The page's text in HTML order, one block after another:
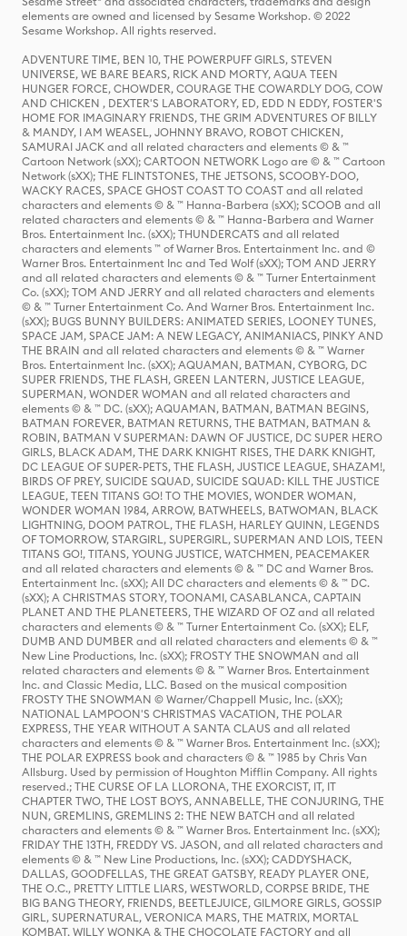
elements are owned and licensed by Sesame Workshop. © 2022
Sesame Workshop. All rights reserved.
ADVENTURE TIME, BEN 10, THE POWERPUFF GIRLS, STEVEN
UNIVERSE, WE BARE BEARS, RICK AND MORTY, AQUA TEEN
HUNGER FORCE, CHOWDER, COURAGE THE COWARDLY DOG, COW
AND CHICKEN , DEXTER'S LABORATORY, ED, EDD N EDDY, FOSTER'S
HOME FOR IMAGINARY FRIENDS, THE GRIM ADVENTURES OF BILLY
& MANDY, I AM WEASEL, JOHNNY BRAVO, ROBOT CHICKEN,
SAMURAI JACK and all related characters and elements © & ™
Cartoon Network (sXX); CARTOON NETWORK Logo are © & ™ Cartoon
Network (sXX); THE FLINTSTONES, THE JETSONS, SCOOBY-DOO,
WACKY RACES, SPACE GHOST COAST TO COAST and all related
characters and elements © & ™ Hanna-Barbera (sXX); SCOOB and all
related characters and elements © & ™ Hanna-Barbera and Warner
Bros. Entertainment Inc. (sXX); THUNDERCATS and all related
characters and elements ™ of Warner Bros. Entertainment Inc. and ©
Warner Bros. Entertainment Inc and Ted Wolf (sXX); TOM AND JERRY
and all related characters and elements © & ™ Turner Entertainment
Co. (sXX); TOM AND JERRY and all related characters and elements
© & ™ Turner Entertainment Co. And Warner Bros. Entertainment Inc.
(sXX); BUGS BUNNY BUILDERS: ANIMATED SERIES, LOONEY TUNES,
SPACE JAM, SPACE JAM: A NEW LEGACY, ANIMANIACS, PINKY AND
THE BRAIN and all related characters and elements © & ™ Warner
Bros. Entertainment Inc. (sXX); AQUAMAN, BATMAN, CYBORG, DC
SUPER FRIENDS, THE FLASH, GREEN LANTERN, JUSTICE LEAGUE,
SUPERMAN, WONDER WOMAN and all related characters and
elements © & ™ DC. (sXX); AQUAMAN, BATMAN, BATMAN BEGINS,
BATMAN FOREVER, BATMAN RETURNS, THE BATMAN, BATMAN &
ROBIN, BATMAN V SUPERMAN: DAWN OF JUSTICE, DC SUPER HERO
GIRLS, BLACK ADAM, THE DARK KNIGHT RISES, THE DARK KNIGHT,
DC LEAGUE OF SUPER-PETS, THE FLASH, JUSTICE LEAGUE, SHAZAM!,
BIRDS OF PREY, SUICIDE SQUAD, SUICIDE SQUAD: KILL THE JUSTICE
LEAGUE, TEEN TITANS GO! TO THE MOVIES, WONDER WOMAN,
WONDER WOMAN 1984, ARROW, BATWHEELS, BATWOMAN, BLACK
LIGHTNING, DOOM PATROL, THE FLASH, HARLEY QUINN, LEGENDS
OF TOMORROW, STARGIRL, SUPERGIRL, SUPERMAN AND LOIS, TEEN
TITANS GO!, TITANS, YOUNG JUSTICE, WATCHMEN, PEACEMAKER
and all related characters and elements © & ™ DC and Warner Bros.
Entertainment Inc. (sXX); All DC characters and elements © & ™ DC.
(sXX); A CHRISTMAS STORY, TOONAMI, CASABLANCA, CAPTAIN
PLANET AND THE PLANETEERS, THE WIZARD OF OZ and all related
characters and elements © & ™ Turner Entertainment Co. (sXX); ELF,
DUMB AND DUMBER and all related characters and elements © & ™
New Line Productions, Inc. (sXX); FROSTY THE SNOWMAN and all
related characters and elements © & ™ Warner Bros. Entertainment
Inc. and Classic Media, LLC. Based on the musical composition
FROSTY THE SNOWMAN © Warner/Chappell Music, Inc. (sXX);
NATIONAL LAMPOON'S CHRISTMAS VACATION, THE POLAR
EXPRESS, THE YEAR WITHOUT A SANTA CLAUS and all related
characters and elements © & ™ Warner Bros. Entertainment Inc. (sXX);
THE POLAR EXPRESS book and characters © & ™ 1985 by Chris Van
Allsburg. Used by permission of Houghton Mifflin Company. All rights
reserved.; THE CURSE OF LA LLORONA, THE EXORCIST, IT, IT
CHAPTER TWO, THE LOST BOYS, ANNABELLE, THE CONJURING, THE
NUN, GREMLINS, GREMLINS 2: THE NEW BATCH and all related
characters and elements © & ™ Warner Bros. Entertainment Inc. (sXX);
FRIDAY THE 13TH, FREDDY VS. JASON, and all related characters and
elements © & ™ New Line Productions, Inc. (sXX); CADDYSHACK,
DALLAS, GOODFELLAS, THE GREAT GATSBY, READY PLAYER ONE,
THE O.C., PRETTY LITTLE LIARS, WESTWORLD, CORPSE BRIDE, THE
BIG BANG THEORY, FRIENDS, BEETLEJUICE, GILMORE GIRLS, GOSSIP
GIRL, SUPERNATURAL, VERONICA MARS, THE MATRIX, MORTAL
KOMBAT, WILLY WONKA & THE CHOCOLATE FACTORY and all